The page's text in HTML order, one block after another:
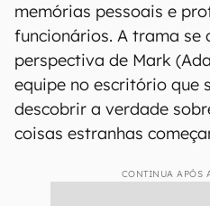
memórias pessoais e
funcionários. A trama se
perspectiva de Mark
equipe no escritório que
descobrir a verdade
coisas estranhas
CONTINUA APÓS